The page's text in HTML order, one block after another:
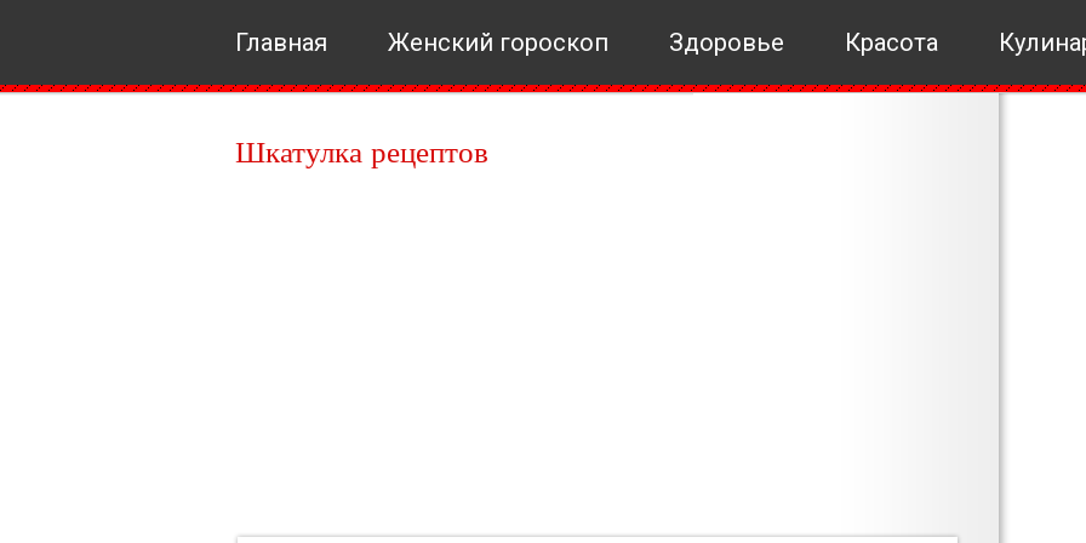
Главная Женский гороскоп Здоровье Красота
Шкатулка рецептов